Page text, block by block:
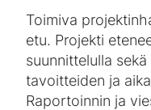
Toimiva
etu. Projekti
suunnittelulla
tavoitteiden ja
Raportoinnin ja